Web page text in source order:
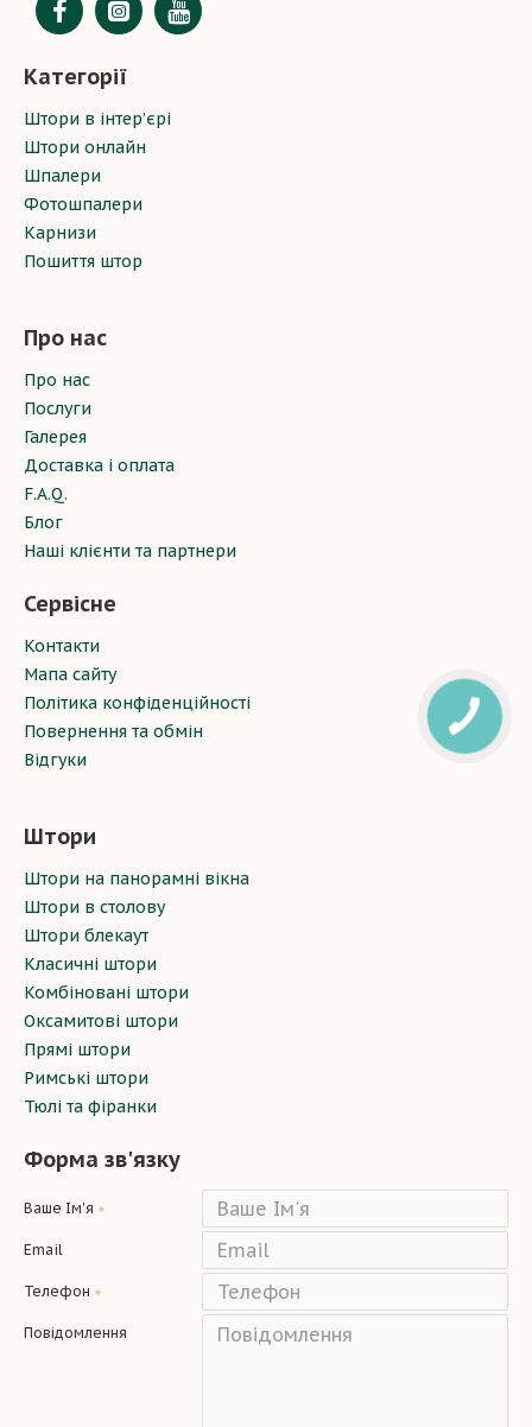
Категорії
Штори в інтер’єрі
Штори онлайн
Шпалери
Фотошпалери
Карнизи
Пошиття штор
Про нас
Про нас
Послуги
Галерея
Доставка і оплата
F.A.Q.
Блог
Наші клієнти та партнери
Сервісне
Контакти
Мапа сайту
Політика конфіденційності
Повернення та обмін
Відгуки
Штори
Штори на панорамні вікна
Штори в столову
Штори блекаут
Класичні штори
Комбіновані штори
Оксамитові штори
Прямі штори
Римські штори
Тюлі та фіранки
Форма зв'язку
Ваше Ім'я
Email
Телефон
Повідомлення